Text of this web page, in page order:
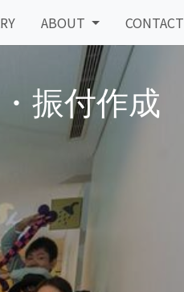
ABOUT CONTACT
振付作成